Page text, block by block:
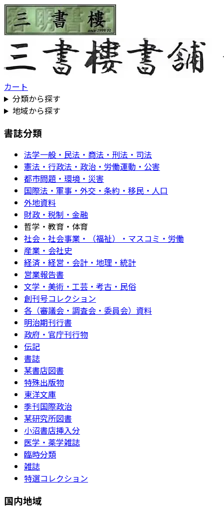
カート
分類から探す
地域から探す
書誌分類
法学一般・民法・商法・刑法・司法
憲法・行政法・政治・労働運動・公害
都市問題・環境・災害
国際法・軍事・外交・条約・移民・人口
外地資料
財政・税制・金融
哲学・教育・体育
社会・社会事業・（福祉）・マスコミ・労働
産業・会社史
経済・経営・会計・地理・統計
営業報告書
文学・美術・工芸・考古・民俗
創刊号コレクション
各（審議会・調査会・委員会）資料
明治期刊行書
政府・官庁刊行物
伝記
書誌
某書店図書
特殊出版物
東洋文庫
季刊国際政治
某研究所図書
小沼書店挿入分
医学・薬学雑誌
臨時分類
雑誌
特選コレクション
国内地域